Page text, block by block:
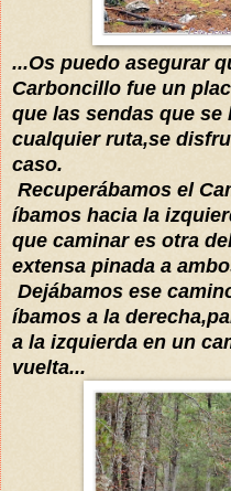
...Os puedo asegurar
Carboncillo fue un
que las sendas que se
cualquier ruta,se
caso.
Recuperábamos el
íbamos hacia la
que caminar es otra
extensa pinada a
Dejábamos ese
íbamos a la
a la izquierda en un
vuelta...